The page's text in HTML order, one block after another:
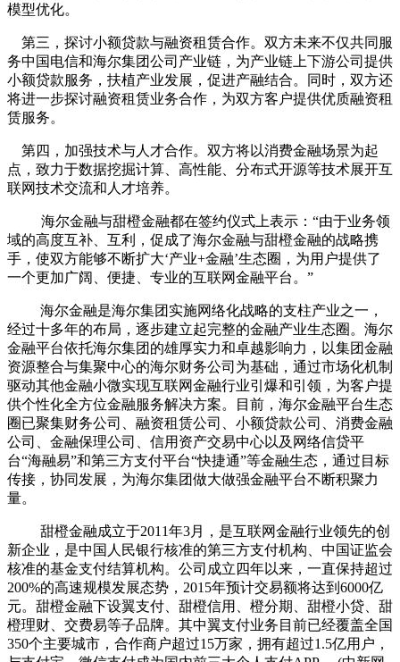
模型优化。
第三，探讨小额贷款与融资租赁合作。双方未来不仅共同服
务中国电信和海尔集团公司产业链，为产业链上下游公司提供
小额贷款服务，扶植产业发展，促进产融结合。同时，双方还
将进一步探讨融资租赁业务合作，为双方客户提供优质融资租
赁服务。
第四，加强技术与人才合作。双方将以消费金融场景为起
点，致力于数据挖掘计算、高性能、分布式开源等技术展开互
联网技术交流和人才培养。
海尔金融与甜橙金融都在签约仪式上表示：“由于业务领
域的高度互补、互利，促成了海尔金融与甜橙金融的战略携
手，使双方能够不断扩大‘产业+金融’生态圈，为用户提供了
一个更加广阔、便捷、专业的互联网金融平台。”
海尔金融是海尔集团实施网络化战略的支柱产业之一，
经过十多年的布局，逐步建立起完整的金融产业生态圈。海尔
金融平台依托海尔集团的雄厚实力和卓越影响力，以集团金融
资源整合与集聚中心的海尔财务公司为基础，通过市场化机制
驱动其他金融小微实现互联网金融行业引爆和引领，为客户提
供个性化全方位金融服务解决方案。目前，海尔金融平台生态
圈已聚集财务公司、融资租赁公司、小额贷款公司、消费金融
公司、金融保理公司、信用资产交易中心以及网络信贷平
台“海融易”和第三方支付平台“快捷通”等金融生态，通过目标
传接，协同发展，为海尔集团做大做强金融平台不断积聚力
量。
甜橙金融成立于2011年3月，是互联网金融行业领先的创
新企业，是中国人民银行核准的第三方支付机构、中国证监会
核准的基金支付结算机构。公司成立四年以来，一直保持超过
200%的高速规模发展态势，2015年预计交易额将达到6000亿
元。甜橙金融下设翼支付、甜橙信用、橙分期、甜橙小贷、甜
橙理财、交费易等子品牌。其中翼支付业务目前已经覆盖全国
350个主要城市，合作商户超过15万家，拥有超过1.5亿用户，